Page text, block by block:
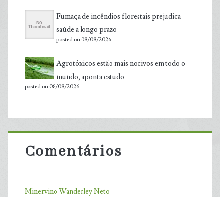
Fumaça de incêndios florestais prejudica
saúde a longo prazo
posted on 08/08/2026
Agrotóxicos estão mais nocivos em todo o
mundo, aponta estudo
posted on 08/08/2026
Comentários
Minervino Wanderley Neto